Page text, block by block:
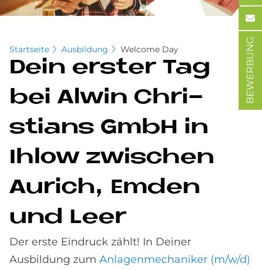
Startseite Ausbildung Welcome Day
Dein er­ster Tag
bei Al­win Chri­
stians GmbH in
Ihlow zwi­schen
Au­rich, Em­den
und Leer
Der erste Eindruck zählt! In Deiner
Ausbildung zum Anlagenmechaniker (m/w/d)
BEWERBUNG